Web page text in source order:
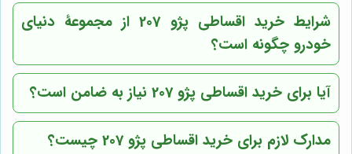
شرایط خرید اقساطی پژو 207 از
مجموعۀ دنیای
خودرو چگونه است؟
آیا برای خرید اقساطی پژو 207 نیاز به ضامن است؟
مدارک لازم برای خرید اقساطی پژو 207 چیست؟